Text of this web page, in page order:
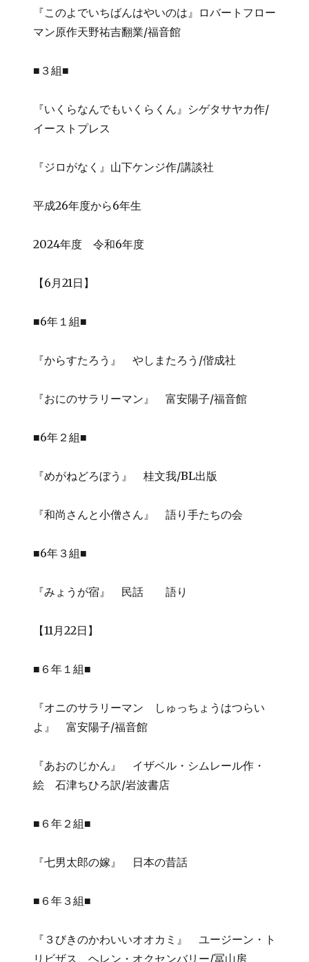
『このよでいちばんはやいのは』ロバートフロー
マン原作天野祐吉翻業/福音館
■３組■
『いくらなんでもいくらくん』シゲタサヤカ作/
イーストプレス
『ジロがなく』山下ケンジ作/講談社
平成26年度から6年生
2024年度 令和6年度
【6月21日】
■6年１組■
『からすたろう』 やしまたろう/偕成社
『おにのサラリーマン』 富安陽子/福音館
■6年２組■
『めがねどろぼう』 桂文我/BL出版
『和尚さんと小僧さん』 語り手たちの会
■6年３組■
『みょうが宿』 民話 語り
【11月22日】
■６年１組■
『オニのサラリーマン しゅっちょうはつらい
よ』 富安陽子/福音館
『あおのじかん』 イザベル・シムレール作・
絵 石津ちひろ訳/岩波書店
■６年２組■
『七男太郎の嫁』 日本の昔話
■６年３組■
『３びきのかわいいオオカミ』 ユージーン・ト
リビザス ヘレン・オクセンバリー/冨山房